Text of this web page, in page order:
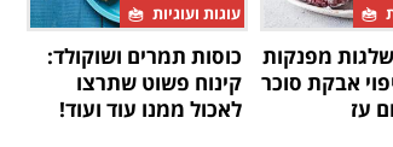
מפנקות
אבקת סוכר
עז
עוגות ועוגיות
כוסות תמרים ושוקולד:
קינוח פשוט שתרצו
לאכול ממנו עוד ועוד!